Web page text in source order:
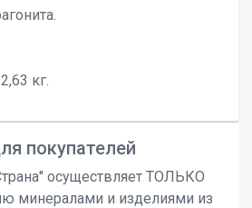
кг.
покупателей
осуществляет ТОЛЬКО
минералами и изделиями из